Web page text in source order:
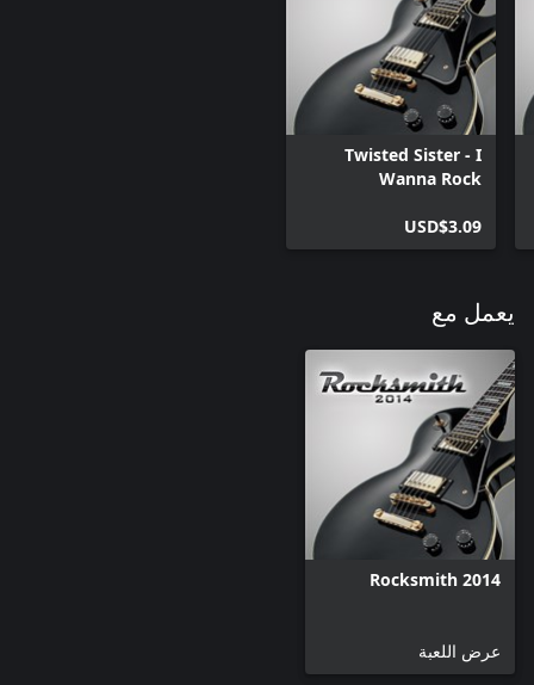
Twisted Sister - I
Wanna Rock
USD$3.09
يعمل مع
Rocksmith 2014
عرض اللعبة